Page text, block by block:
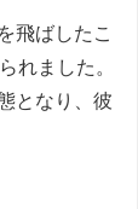
飛ばしたこ
れました。
となり、彼